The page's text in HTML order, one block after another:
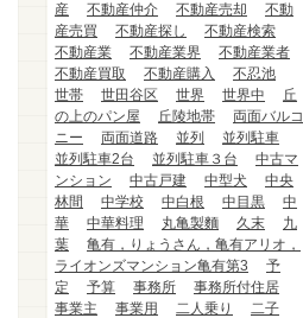
産
不動産仲介 不動産売却
不動
産売買
不動産探し
不動産検索
不動産業
不動産業界
不動産業者
不動産買取
不動産購入
不忍池
世帯
世田谷区 世界 世界中
丘
の上のパン屋
丘陵地帯
両面バルコ
ニー
両面道路 並列
並列駐車
並列駐車2台
並列駐車３台
中古マ
ンション
中古戸建 中型犬
中央
林間
中学校 中白根 中目黒
中
華
中華料理 丸亀製麵 久末
九
葉
亀有，りょうさん，亀有アリオ，
ライオンズマンション亀有第3
予
定
予算 事務所
事務所付住居
事業主
事業用 二人乗り
二子